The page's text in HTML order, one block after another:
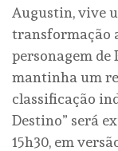
Augustin, vive
transformação
personagem de
mantinha um
classificação
Destino” será
15h30, em